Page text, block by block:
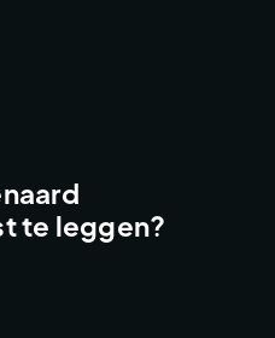
te leggen?